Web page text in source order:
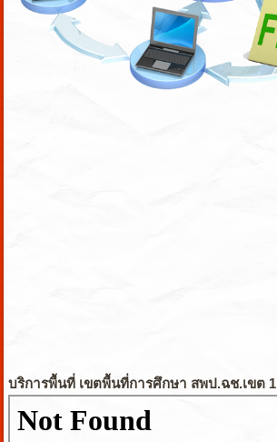
บริการพื้นที่ เขตพื้นที่การศึกษา สพป.ฉช.เขต 1